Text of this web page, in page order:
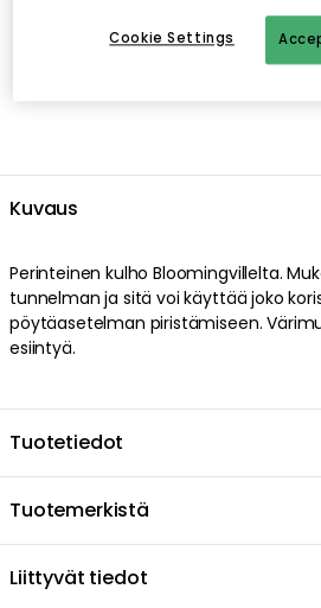
Kuvaus
Perinteinen kulho Bloomingvillelta.
tunnelman ja sitä voi käyttää joko
pöytäasetelman piristämiseen.
esiintyä.
Tuotetiedot
Tuotemerkistä
Liittyvät tiedot
Cookie Settings